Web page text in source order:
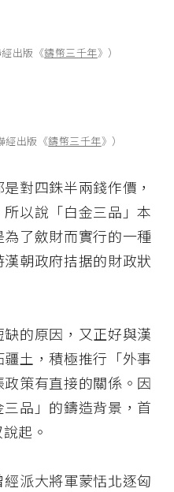
出版《鑄幣三千年》）
經出版《鑄幣三千年》）
對四銖半兩錢作價，
以說「白金三品」本
了斂財而實行的一種
朝政府拮据的財政狀
的原因，又正好與漢
土，積極推行「外事
策有直接的關係。因
品」的鑄造背景，首
起。
派大將軍蒙恬北逐匈